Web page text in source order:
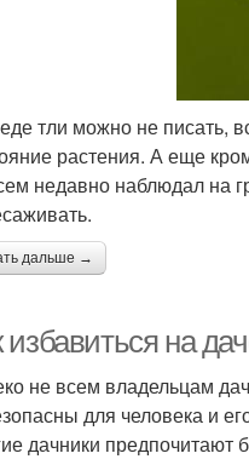
тли можно не писать,
растения. А еще
недавно наблюдал на
дальше →
избавиться на
не всем владельцам
для человека и
дачники